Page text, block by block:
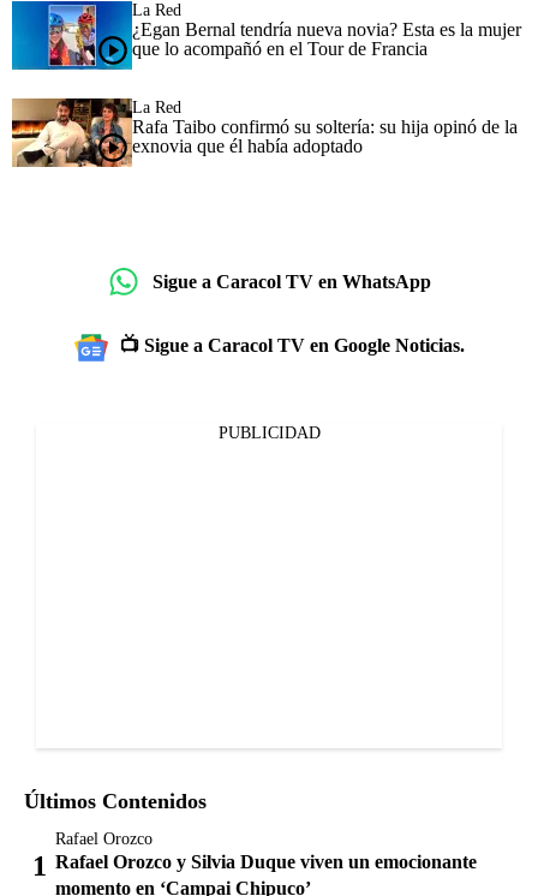
La Red
¿Egan Bernal tendría nueva novia? Esta es la mujer
que lo acompañó en el Tour de Francia
La Red
Rafa Taibo confirmó su soltería: su hija opinó de la
exnovia que él había adoptado
Sigue a Caracol TV en WhatsApp
📺 Sigue a Caracol TV en Google Noticias.
PUBLICIDAD
Últimos Contenidos
Rafael Orozco
Rafael Orozco y Silvia Duque viven un emocionante
momento en ‘Campai Chipuco’